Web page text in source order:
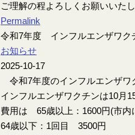
ご理解の程よろしくお願いいたし
Permalink
令和7年度 インフルエンザワク
お知らせ
2025-10-17
令和7年度のインフルエンザワ
インフルエンザワクチンは10月
費用は 65歳以上：1600円(市内
64歳以下：1回目 3500円